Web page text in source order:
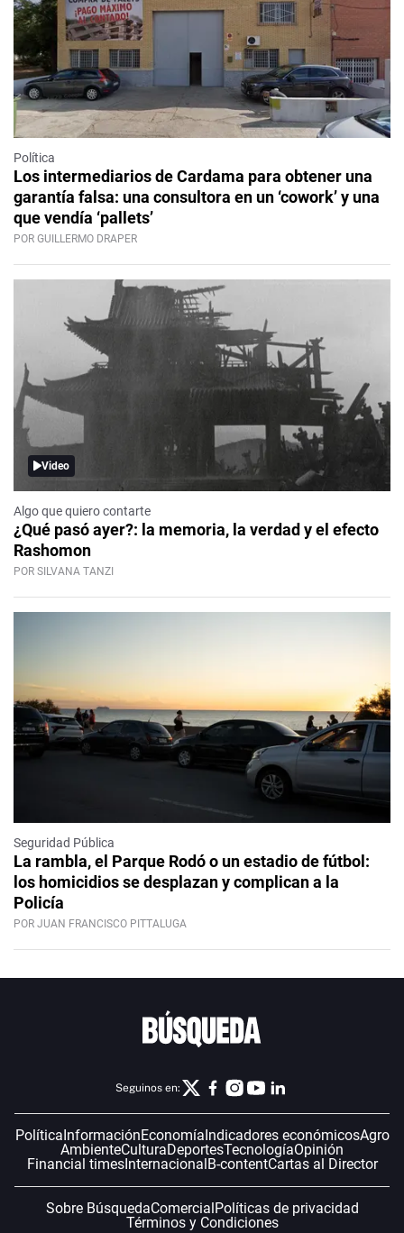
Política
Los intermediarios de Cardama para obtener una
garantía falsa: una consultora en un ‘cowork’ y una
que vendía ‘pallets’
POR GUILLERMO DRAPER
Video
Algo que quiero contarte
¿Qué pasó ayer?: la memoria, la verdad y el efecto
Rashomon
POR SILVANA TANZI
Seguridad Pública
La rambla, el Parque Rodó o un estadio de fútbol:
los homicidios se desplazan y complican a la
Policía
POR JUAN FRANCISCO PITTALUGA
Seguinos en:
Política InformaciónEconomía Indicadores económicosAgro
AmbienteCulturaDeportesTecnologíaOpinión
Financial timesInternacional B-contentCartas al Director
Sobre BúsquedaComercial Políticas de privacidad
Términos y Condiciones